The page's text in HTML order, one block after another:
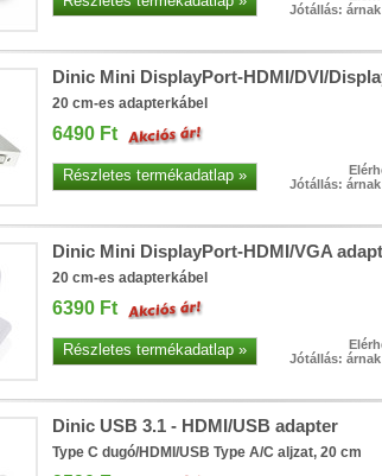
külső háttértárak USB-C csatlakozóval, 5/
tárhelyek azoknak, akiknek a méret és a
Linux operációs rendszerű gépekhez, NAS-
Jótállás:
Dinic Mini DisplayPort-HDMI/DVI/
20 cm-es adapterkábel
6490 Ft
Részletes termékadatlap »
Jótállás:
Dinic Mini DisplayPort-HDMI/VGA
20 cm-es adapterkábel
6390 Ft
Részletes termékadatlap »
Jótállás:
Dinic USB 3.1 - HDMI/USB adapter
Type C dugó/HDMI/USB Type A/C aljzat, 20 cm